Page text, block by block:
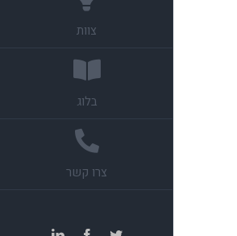
צוות
בלוג
צרו קשר